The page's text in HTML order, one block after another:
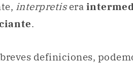
interpretisera
.
definiciones,